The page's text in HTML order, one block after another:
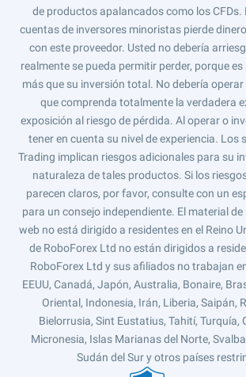
de productos apalancados como los CFDs.
cuentas de inversores minoristas pierde
con este proveedor. Usted no debería
realmente se pueda permitir perder, porque
más que su inversión total. No debería
que comprenda totalmente la verdadera
exposición al riesgo de pérdida. Al operar o
tener en cuenta su nivel de experiencia. Los
Trading implican riesgos adicionales para su
naturaleza de tales productos. Si los
parecen claros, por favor, consulte con un
para un consejo independiente. El material
web no está dirigido a residentes en el Reino
de RoboForex Ltd no están dirigidos a
RoboForex Ltd y sus afiliados no trabajan
EEUU, Canadá, Japón, Australia, Bonaire,
Oriental, Indonesia, Irán, Liberia, Saipán,
Bielorrusia, Sint Eustatius, Tahití, Turquía,
Micronesia, Islas Marianas del Norte,
Sudán del Sur y otros países